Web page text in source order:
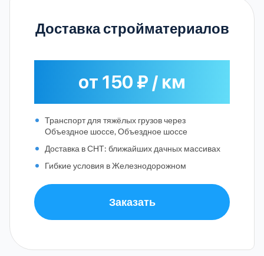
Доставка стройматериалов
от 150 ₽ / км
Транспорт для тяжёлых грузов через
Объездное шоссе, Объездное шоссе
Доставка в СНТ: ближайших дачных массивах
Гибкие условия в Железнодорожном
Заказать